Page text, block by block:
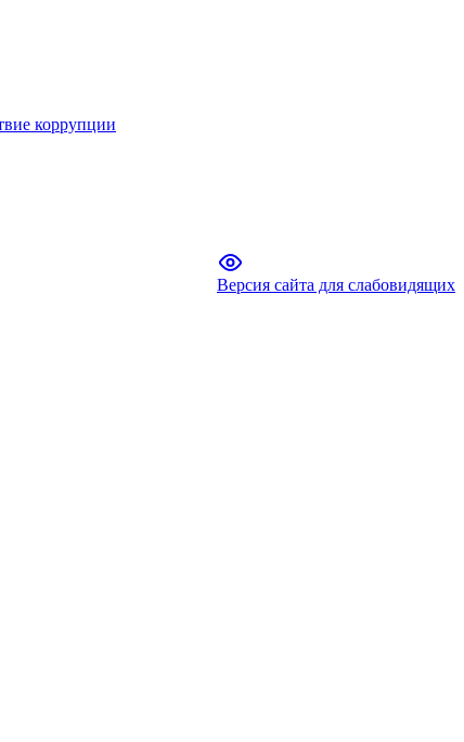
коррупции
Версия сайта для слабовидящих